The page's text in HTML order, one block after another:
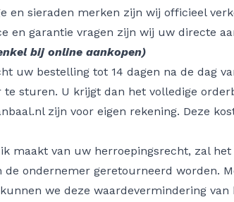
en sieraden merken zijn wij officieel
en garantie vragen zijn wij uw directe
bij online aankopen)
uw bestelling tot 14 dagen na de dag
sturen. U krijgt dan het volledige
zijn voor eigen rekening. Deze
maakt van uw herroepingsrecht, zal
de ondernemer geretourneerd worden.
we deze waardevermindering